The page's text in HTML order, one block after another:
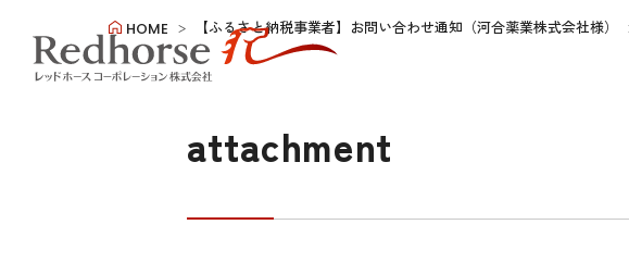
HOME 【ふるさと納税事業者】お問い合わせ通知（河合薬業株式会社様）
attachment